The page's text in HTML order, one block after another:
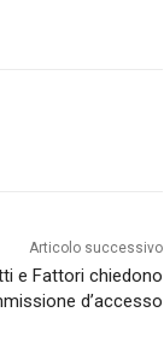
Articolo successivo
e Fattori chiedono
d’accesso